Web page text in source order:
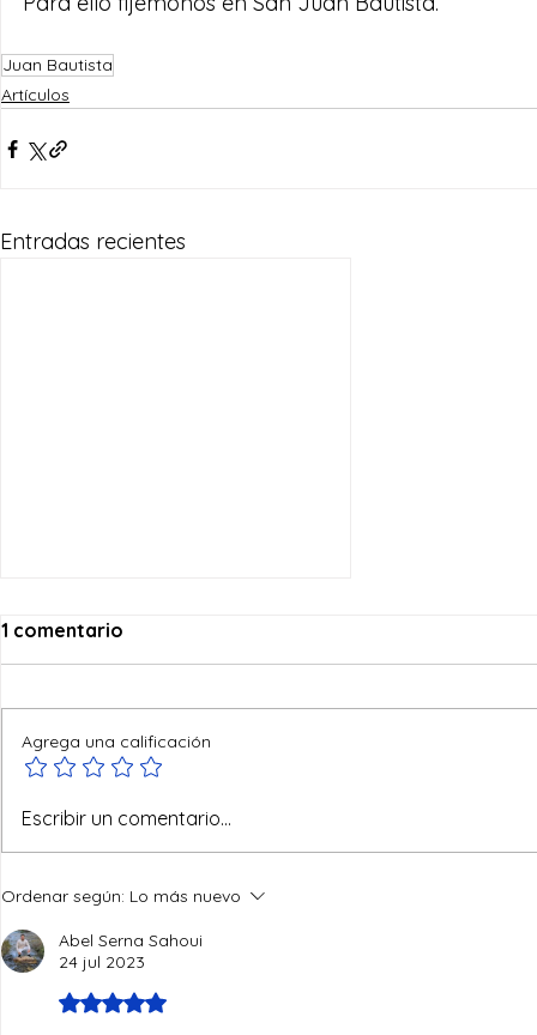
Juan Bautista
Artículos
Entradas recientes
Reyes del mundo
1 comentario
Agrega una calificación
Escribir un comentario...
Ordenar según: Lo más nuevo
Abel Serna Sahoui
24 jul 2023
Obtuvo 5 de 5 estrellas.